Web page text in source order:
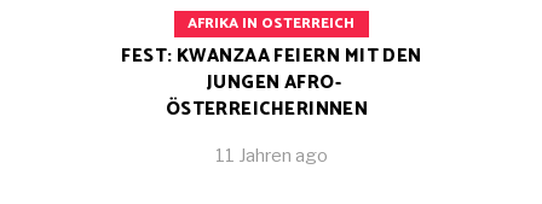
AFRIKA IN OSTERREICH
FEST: KWANZAA FEIERN MIT DEN
JUNGEN AFRO-
ÖSTERREICHERINNEN
11 Jahren ago